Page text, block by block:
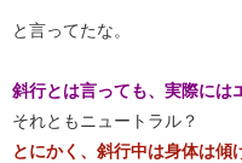
と言ってたな。
斜行とは言っても、実際には
それともニュートラル？
とにかく、斜行中は身体は傾